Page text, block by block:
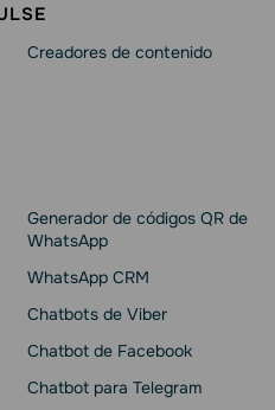
Creadores de contenido
Generador de códigos QR de
WhatsApp
WhatsApp CRM
Chatbots de Viber
Chatbot de Facebook
Chatbot para Telegram